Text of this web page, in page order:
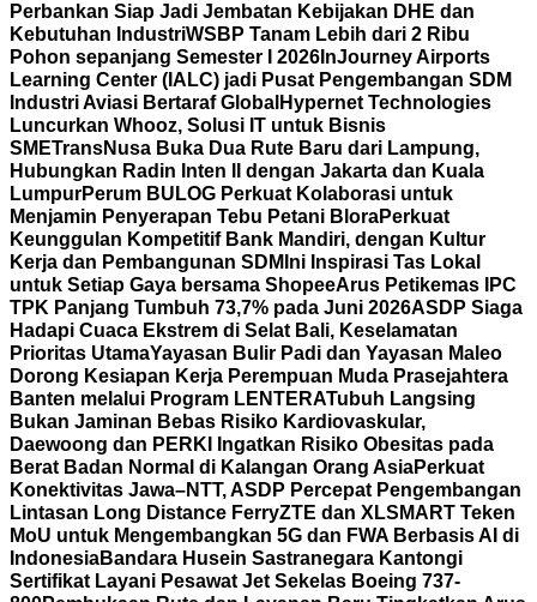
Perbankan Siap Jadi Jembatan Kebijakan DHE dan
Kebutuhan IndustriWSBP Tanam Lebih dari 2 Ribu
Pohon sepanjang Semester I 2026 InJourney Airports
Learning Center (IALC) jadi Pusat Pengembangan SDM
Industri Aviasi Bertaraf Global Hypernet Technologies
Luncurkan Whooz, Solusi IT untuk Bisnis
SMETransNusa Buka Dua Rute Baru dari Lampung,
Hubungkan Radin Inten II dengan Jakarta dan Kuala
LumpurPerum BULOG Perkuat Kolaborasi untuk
Menjamin Penyerapan Tebu Petani BloraPerkuat
Keunggulan Kompetitif Bank Mandiri, dengan Kultur
Kerja dan Pembangunan SDM Ini Inspirasi Tas Lokal
untuk Setiap Gaya bersama ShopeeArus Petikemas IPC
TPK Panjang Tumbuh 73,7% pada Juni 2026ASDP Siaga
Hadapi Cuaca Ekstrem di Selat Bali, Keselamatan
Prioritas UtamaYayasan Bulir Padi dan Yayasan Maleo
Dorong Kesiapan Kerja Perempuan Muda Prasejahtera
Banten melalui Program LENTERATubuh Langsing
Bukan Jaminan Bebas Risiko Kardiovaskular,
Daewoong dan PERKI Ingatkan Risiko Obesitas pada
Berat Badan Normal di Kalangan Orang AsiaPerkuat
Konektivitas Jawa–NTT, ASDP Percepat Pengembangan
Lintasan Long Distance FerryZTE dan XLSMART Teken
MoU untuk Mengembangkan 5G dan FWA Berbasis AI di
IndonesiaBandara Husein Sastranegara Kantongi
Sertifikat Layani Pesawat Jet Sekelas Boeing 737-